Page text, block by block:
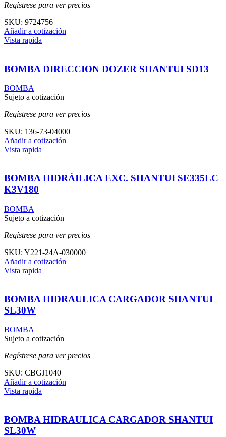
Regístrese para ver precios
SKU: 9724756
Añadir a cotización
Vista rapida
BOMBA DIRECCION DOZER SHANTUI SD13
BOMBA
Sujeto a cotización
Regístrese para ver precios
SKU: 136-73-04000
Añadir a cotización
Vista rapida
BOMBA HIDRÁILICA EXC. SHANTUI SE335LC
K3V180
BOMBA
Sujeto a cotización
Regístrese para ver precios
SKU: Y221-24A-030000
Añadir a cotización
Vista rapida
BOMBA HIDRAULICA CARGADOR SHANTUI
SL30W
BOMBA
Sujeto a cotización
Regístrese para ver precios
SKU: CBGJ1040
Añadir a cotización
Vista rapida
BOMBA HIDRAULICA CARGADOR SHANTUI
SL30W